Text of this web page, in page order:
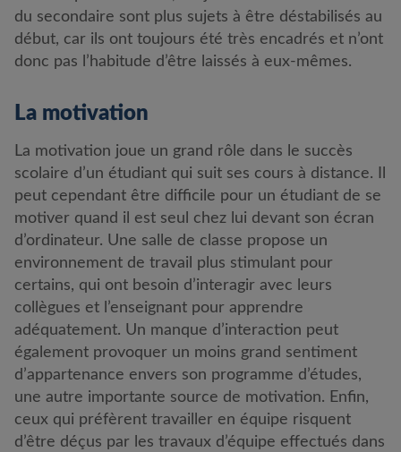
du secondaire sont plus sujets à être déstabilisés au
début, car ils ont toujours été très encadrés et n’ont
donc pas l’habitude d’être laissés à eux-mêmes.
La motivation
La motivation joue un grand rôle dans le succès
scolaire d’un étudiant qui suit ses cours à distance. Il
peut cependant être difficile pour un étudiant de se
motiver quand il est seul chez lui devant son écran
d’ordinateur. Une salle de classe propose un
environnement de travail plus stimulant pour
certains, qui ont besoin d’interagir avec leurs
collègues et l’enseignant pour apprendre
adéquatement. Un manque d’interaction peut
également provoquer un moins grand sentiment
d’appartenance envers son programme d’études,
une autre importante source de motivation. Enfin,
ceux qui préfèrent travailler en équipe risquent
d’être déçus par les travaux d’équipe effectués dans